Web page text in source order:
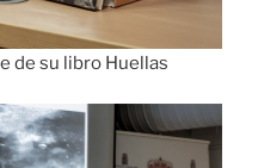
de su libro Huellas